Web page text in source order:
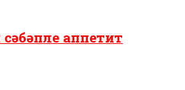
аппетит